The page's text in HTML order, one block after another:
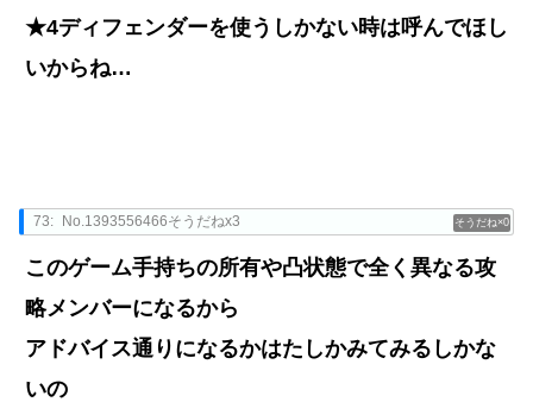
★4ディフェンダーを使うしかない時は呼んでほし
いからね…
0
73: No.1393556466そうだねx3
このゲーム手持ちの所有や凸状態で全く異なる攻
略メンバーになるから
アドバイス通りになるかはたしかみてみるしかな
いの